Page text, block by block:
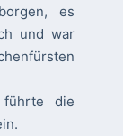
es
und war
die